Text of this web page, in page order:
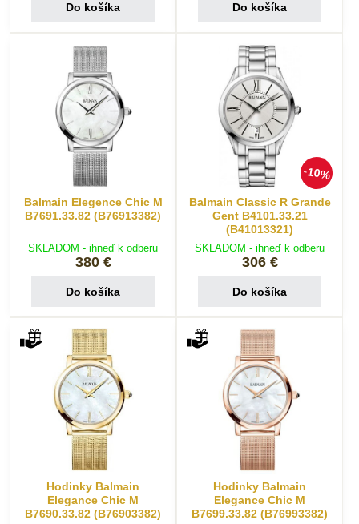
Do košíka Do košíka
Balmain Elegence Chic M
B7691.33.82 (B76913382)
SKLADOM - ihneď k odberu
380 €
Do košíka
10%
Balmain Classic R Grande
Gent B4101.33.21
(B41013321)
SKLADOM - ihneď k odberu
306 €
Do košíka
Hodinky Balmain
Elegance Chic M
B7690.33.82 (B76903382)
Hodinky Balmain
Elegance Chic M
B7699.33.82 (B76993382)